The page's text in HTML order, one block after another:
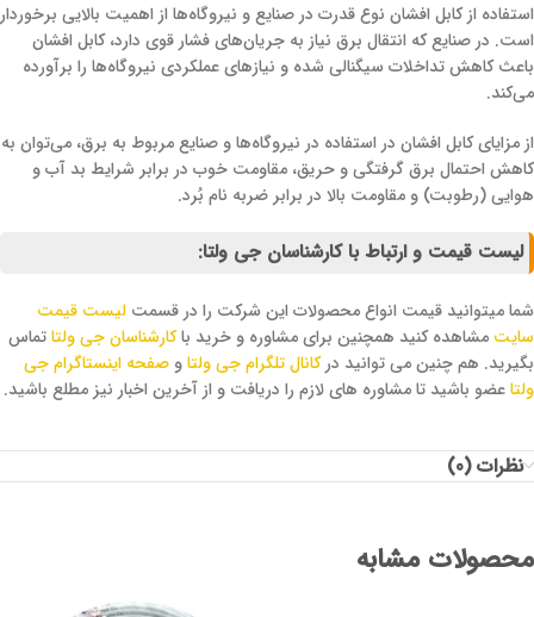
استفاده از کابل افشان نوع قدرت در صنایع و نیروگاه‌ها از اهمیت بالایی برخوردار
است. در صنایع که انتقال برق نیاز به جریان‌های فشار قوی دارد، کابل افشان
باعث کاهش تداخلات سیگنالی شده و نیازهای عملکردی نیروگاه‌ها را برآورده
می‌کند.
از مزایای کابل افشان در استفاده در نیروگاه‌ها و صنایع مربوط به برق، می‌توان به
کاهش احتمال برق گرفتگی و حریق، مقاومت خوب در برابر شرایط بد آب و
هوایی (رطوبت) و مقاومت بالا در برابر ضربه نام بُرد.
لیست قیمت و ارتباط با کارشناسان جی ولتا:
شما میتوانید قیمت انواع محصولات این شرکت را در قسمت لیست قیمت
سایت مشاهده کنید همچنین برای مشاوره و خرید باکارشناسان جی ولتاتماس
بگیرید. هم چنین می توانید درکانال تلگرام جی ولتاو صفحه اینستاگرام جی
ولتاعضو باشید تا مشاوره های لازم را دریافت و از آخرین اخبار نیز مطلع باشید.
نظرات (0)
محصولات مشابه